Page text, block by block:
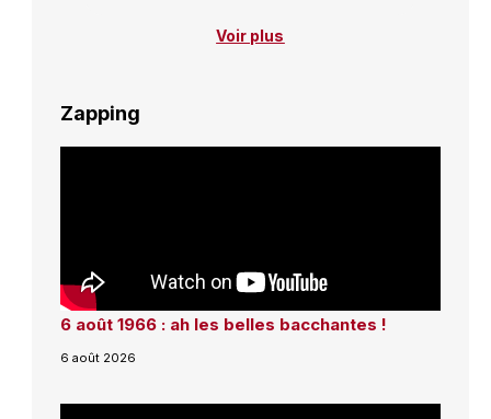
Voir plus
Zapping
6 août 1966 : ah les belles bacchantes !
6 août 2026